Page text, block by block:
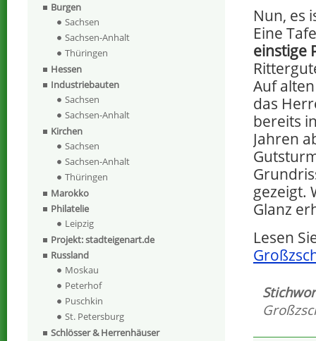
Nun, es
Eine
einstige
Auf
das
bereits
Jahren
gezeigt.
Glanz
Lesen
Burgen
Sachsen
Sachsen-Anhalt
Thüringen
Hessen
Industriebauten
Sachsen
Sachsen-Anhalt
Kirchen
Sachsen
Sachsen-Anhalt
Thüringen
Marokko
Philatelie
Leipzig
Projekt: stadteigenart.de
Russland
Moskau
Peterhof
Puschkin
St. Petersburg
Schlösser & Herrenhäuser